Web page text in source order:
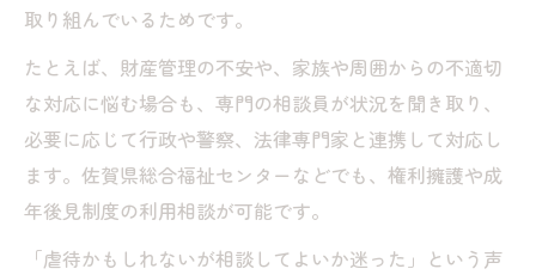
取り組んでいるためです。
たとえば、財産管理の不安や、家族や周囲からの不適切
な対応に悩む場合も、専門の相談員が状況を聞き取り、
必要に応じて行政や警察、法律専門家と連携して対応し
ます。佐賀県総合福祉センターなどでも、権利擁護や成
年後見制度の利用相談が可能です。
「虐待かもしれないが相談してよいか迷った」という声